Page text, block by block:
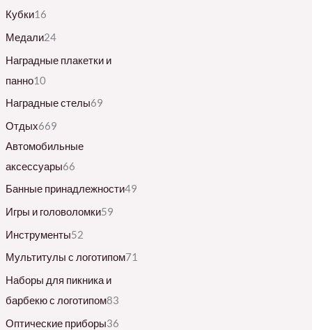
Кубки16
Медали24
Наградные плакетки и
панно10
Наградные стелы69
Отдых669
Автомобильные
аксессуары66
Банные принадлежности49
Игры и головоломки59
Инструменты52
Мультитулы с логотипом71
Наборы для пикника и
барбекю с логотипом83
Оптические приборы36